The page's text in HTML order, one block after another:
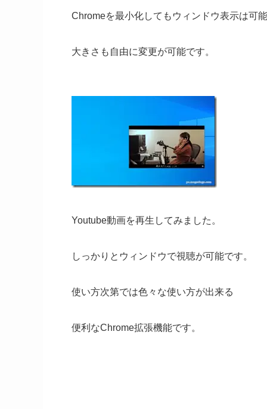
Chromeを最小化してもウィンドウ表示は可
大きさも自由に変更が可能です。
Youtube動画を再生してみました。
しっかりとウィンドウで視聴が可能です。
使い方次第では色々な使い方が出来る
便利なChrome拡張機能です。